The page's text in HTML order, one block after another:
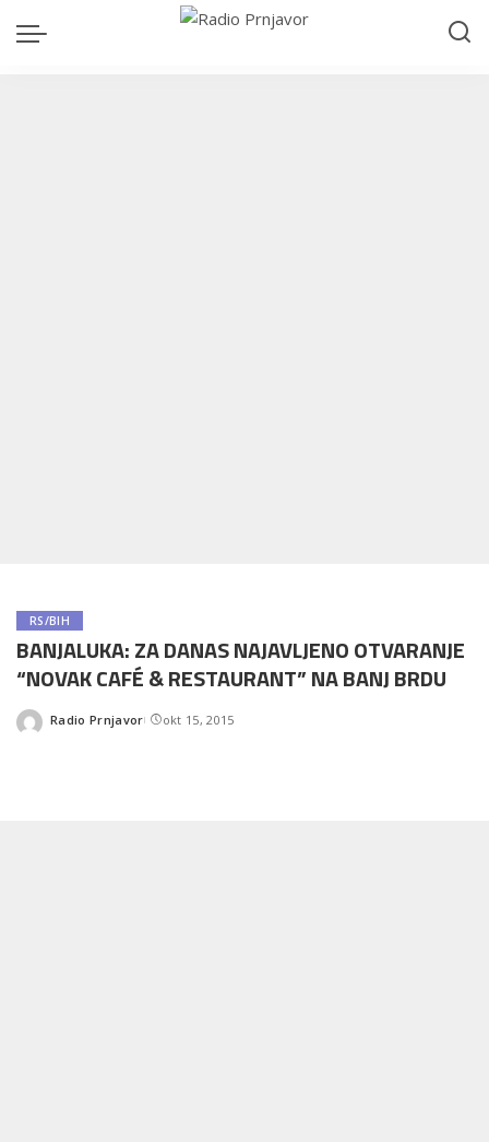
RS/BIH
BANJALUKA: ZA DANAS NAJAVLJENO OTVARANJE
“NOVAK CAFÉ & RESTAURANT” NA BANJ BRDU
Posted
Radio Prnjavor okt 15, 2015